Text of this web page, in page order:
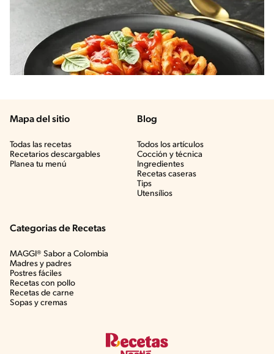
Mapa del sitio
Todas las recetas
Recetarios descargables
Planea tu menú
Blog
Todos los artículos
Cocción y técnica
Ingredientes
Recetas caseras
Tips
Utensílios
Categorias de Recetas
MAGGI® Sabor a Colombia
Madres y padres
Postres fáciles
Recetas con pollo
Recetas de carne
Sopas y cremas